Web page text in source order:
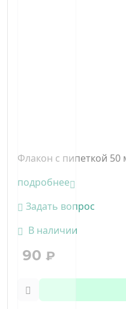
Флакон с пипеткой 50
подробнее
Задать вопрос
В наличии
90 ₽